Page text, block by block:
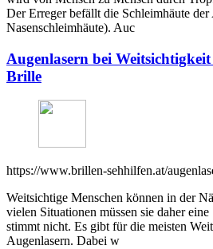
Der Erreger befällt die Schleimhäute
Nasenschleimhäute). Auc
Augenlasern bei
Brille
https://www.brillen-sehhilfen.at/
Weitsichtige Menschen können in der
vielen Situationen müssen sie daher
stimmt nicht. Es gibt für die meisten
Augenlasern. Dabei w